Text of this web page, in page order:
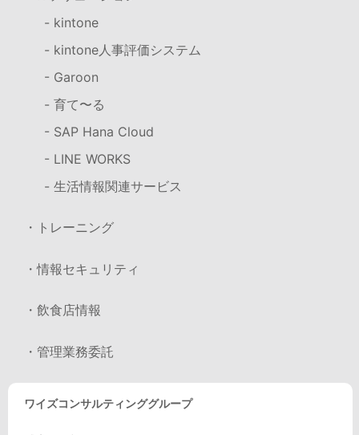
- kintone
- kintone人事評価システム
- Garoon
- 育て〜る
- SAP Hana Cloud
- LINE WORKS
- 生活情報関連サービス
・トレーニング
・情報セキュリティ
・飲食店情報
・管理業務委託
ワイズコンサルティンググループ